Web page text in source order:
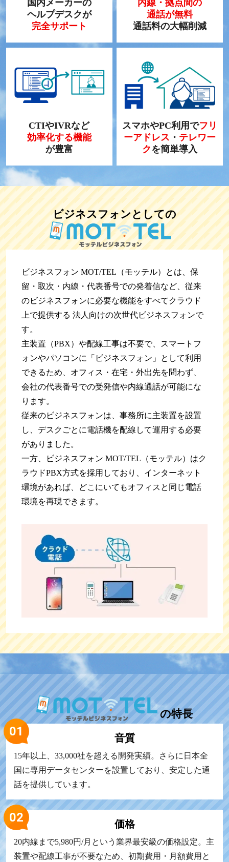
国内メーカーの
ヘルプデスクが
完全サポート
内線・拠点間の
通話が無料
通話料の大幅削減
CTIやIVRなど
効率化する機能
が豊富
スマホやPC利用でフリ
ーアドレス ・ テレワー
クを簡単導入
ビジネスフォンとしての
ビジネスフォン MOT/TEL（モッテル）とは、保
留・取次・内線・代表番号での発着信など、従来
のビジネスフォンに必要な機能をすべてクラウド
上で提供する 法人向けの次世代ビジネスフォンで
す。
主装置（PBX）や配線工事は不要で、スマートフ
ォンやパソコンに「ビジネスフォン」として利用
できるため、オフィス・在宅・外出先を問わず、
会社の代表番号での受発信や内線通話が可能にな
ります。
従来のビジネスフォンは、事務所に主装置を設置
し、デスクごとに電話機を配線して運用する必要
がありました。
一方、ビジネスフォン MOT/TEL（モッテル）はク
ラウドPBX方式を採用しており、インターネット
環境があれば、どこにいてもオフィスと同じ電話
環境を再現できます。
の特長
音質
15年以上、33,000社を超える開発実績。さらに日本全
国に専用データセンターを設置しており、安定した通
話を提供しています。
価格
20内線まで5,980円/月という業界最安級の価格設定。主
装置や配線工事が不要なため、初期費用・月額費用と